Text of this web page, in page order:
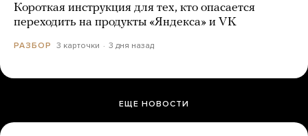
Короткая инструкция для тех, кто опасается
переходить на продукты «Яндекса» и VK
РАЗБОР 3 карточки 3 дня назад
ЕЩЕ НОВОСТИ